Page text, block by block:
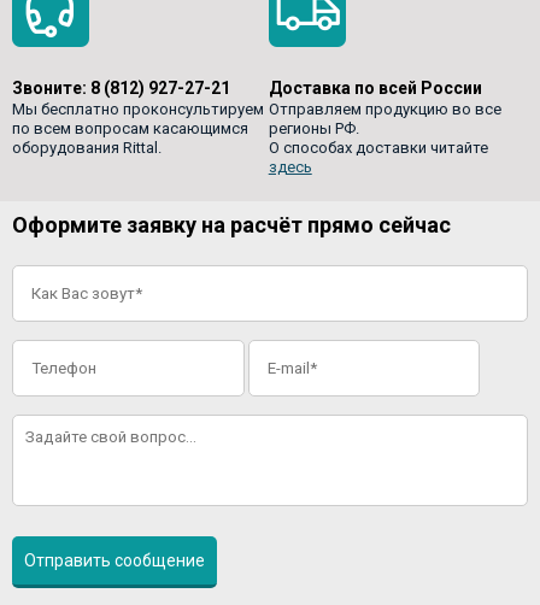
Звоните: 8 (812) 927-27-21
Мы бесплатно проконсультируем
по всем вопросам касающимся
оборудования Rittal.
Доставка по всей России
Отправляем продукцию во все
регионы РФ.
О способах доставки читайте
здесь
Оформите заявку на расчёт прямо сейчас